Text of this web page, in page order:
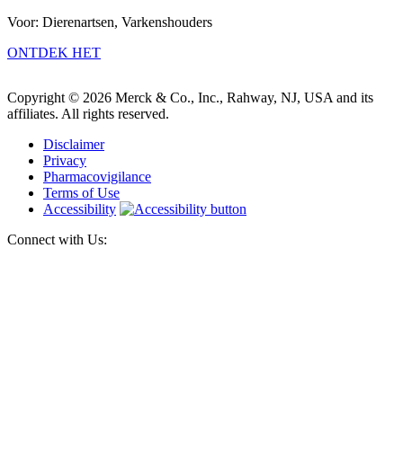
Voor: Dierenartsen, Varkenshouders
ONTDEK HET
Copyright © 2026 Merck & Co., Inc., Rahway, NJ, USA and its
affiliates. All rights reserved.
Disclaimer
Privacy
Pharmacovigilance
Terms of Use
Accessibility
Connect with Us: